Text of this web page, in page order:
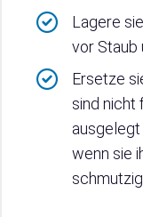
Lagere
vor Staub
Ersetze
sind nicht
wenn sie